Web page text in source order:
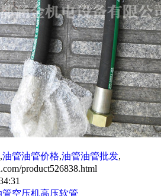
,油管油管价格,油管油管批发,
product526838.html
管空压机高压软管